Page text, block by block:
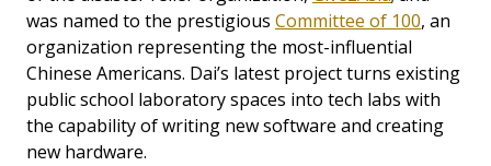
was named to the prestigious Committee of 100, an
organization representing the most-influential
Chinese Americans. Dai’s latest project turns existing
public school laboratory spaces into tech labs with
the capability of writing new software and creating
new hardware.